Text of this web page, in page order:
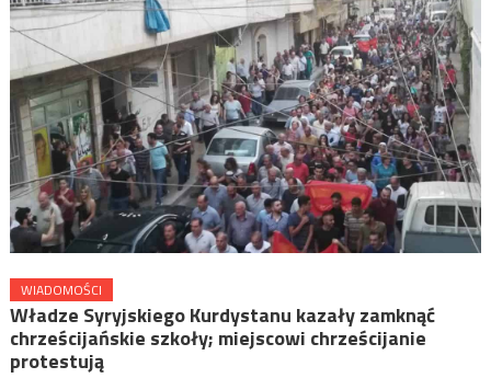
WIADOMOŚCI
Władze Syryjskiego Kurdystanu kazały zamknąć
chrześcijańskie szkoły; miejscowi chrześcijanie
protestują